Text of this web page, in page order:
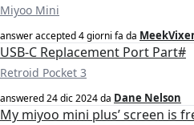
Miyoo Mini
answer accepted4 giorni fa da
USB-C Replacement Port Part#
Retroid Pocket 3
answered24 dic 2024da Dane Nelson
My miyoo mini plus’ screen is